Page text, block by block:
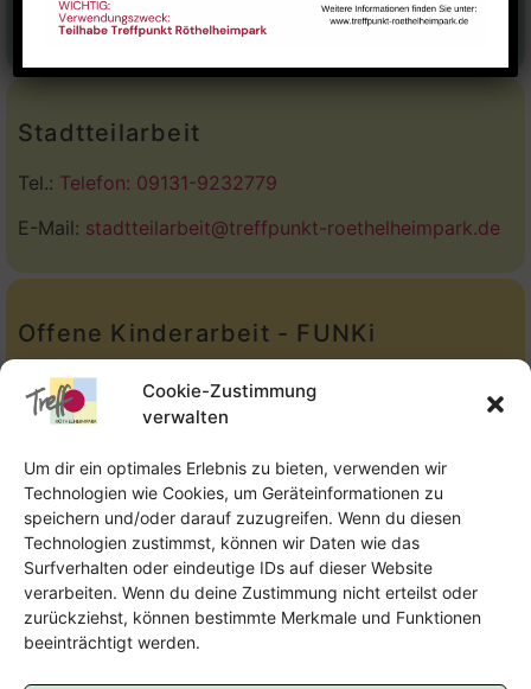
Cookie-Zustimmung
verwalten
Um dir ein optimales Erlebnis zu bieten, verwenden wir
Technologien wie Cookies, um Geräteinformationen zu
speichern und/oder darauf zuzugreifen. Wenn du diesen
Technologien zustimmst, können wir Daten wie das
Surfverhalten oder eindeutige IDs auf dieser Website
verarbeiten. Wenn du deine Zustimmung nicht erteilst oder
zurückziehst, können bestimmte Merkmale und Funktionen
beeinträchtigt werden.
E-Mail:leitung@treffpunkt-roethelheimpark.de
Stadtteilarbeit
Tel.: Telefon: 09131-9232779
E-Mail: stadtteilarbeit@treffpunkt-roethelheimpark.de
Offene Kinderarbeit - FUNKi
Tel.:Telefon: 09131-610749
E-Mail:oka@treffpunkt-roethelheimpark.de
Offene Jugendarbeit - Easthouse
Tel:
09131–302259
E-Mail:oja@treffpunkt-roethelheimpark.de